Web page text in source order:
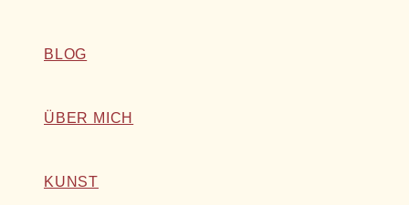
BLOG
ÜBER MICH
KUNST